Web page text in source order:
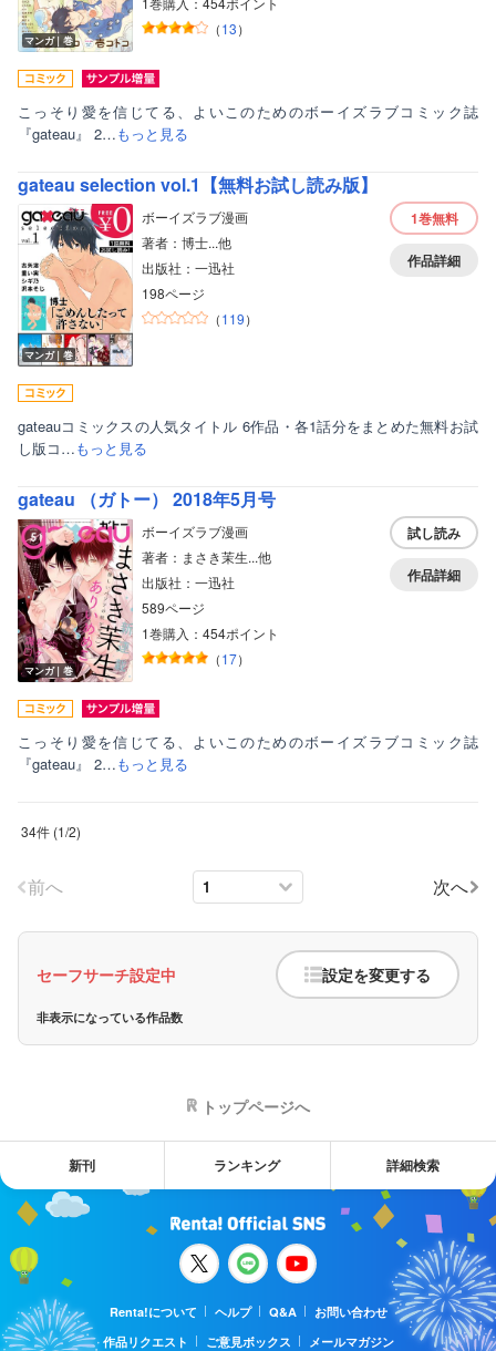
マンガ｜巻
（13）
こっそり愛を信じてる、よいこのためのボーイズラブコミック誌
『gateau』 2…もっと見る
gateau selection vol.1【無料お試し読み版】
マンガ｜巻
ボーイズラブ漫画
著者：博士...他
出版社：一迅社
198ページ
（119）
1巻無料
作品詳細
gateauコミックスの人気タイトル 6作品・各1話分をまとめた無料お試
し版コ…もっと見る
gateau （ガトー） 2018年5月号
マンガ｜巻
ボーイズラブ漫画
著者：まさき茉生...他
出版社：一迅社
589ページ
1巻購入：454ポイント
（17）
試し読み
作品詳細
こっそり愛を信じてる、よいこのためのボーイズラブコミック誌
『gateau』 2…もっと見る
34件 (1/2)
前へ 次へ
セーフサーチ設定中 設定を変更する
非表示になっている作品数
トップページへ
新刊 ランキング 詳細検索
Renta!について ヘルプ Q&A
お問い合わせ
作品リクエスト
ご意見ボックス メールマガジン